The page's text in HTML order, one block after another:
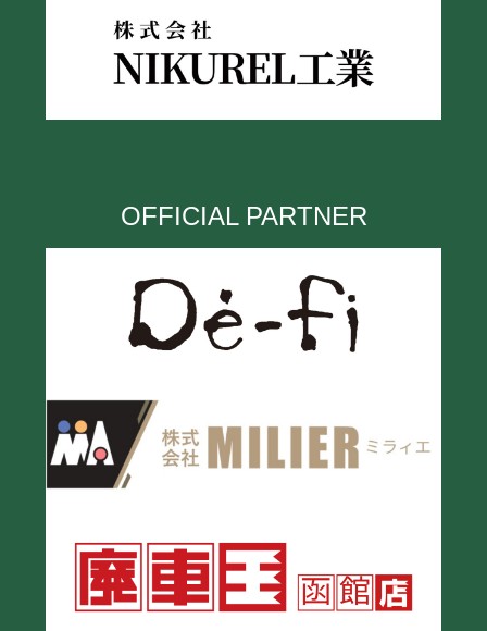
OFFICIAL PARTNER